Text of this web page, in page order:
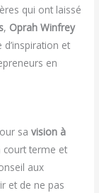
qui ont laissé
, Oprah Winfrey
et
en
savision à
court terme et
aux
et de ne pas